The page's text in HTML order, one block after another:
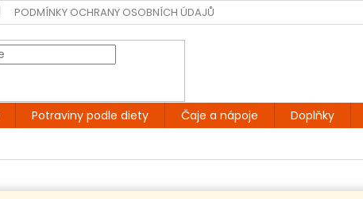
PODMÍNKY OCHRANY OSOBNÍCH ÚDAJŮ
Potraviny podle diety Čaje a nápoje Doplňky